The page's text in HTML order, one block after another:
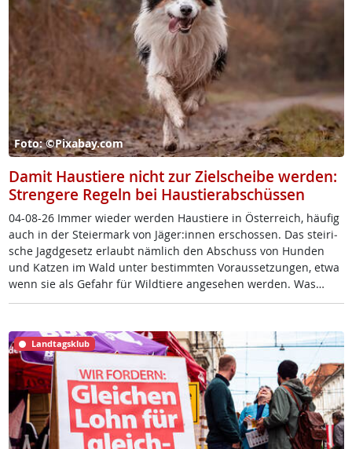
Foto: ©Pixabay.com
Damit Haustiere nicht zur Zielscheibe werden:
Strengere Regeln bei Haustierabschüssen
04-08-26 Im­mer wie­der wer­den Haus­tie­re in Ös­t­er­reich, häu­fig
auch in der Stei­er­mark von Jä­ger:in­nen er­schos­sen. Das stei­ri­
sche Jagd­ge­setz er­laubt näm­lich den Ab­schuss von Hun­den
und Kat­zen im Wald un­ter be­stimm­ten Vor­aus­set­zun­gen, et­wa
wenn sie als Ge­fahr für Wild­tie­re an­ge­se­hen wer­den. Was…
Landtagsklub